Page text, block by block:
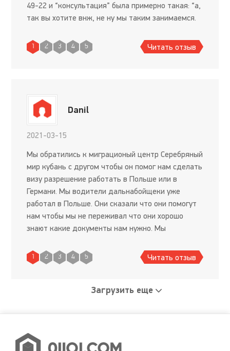
49-22 и “консультация” была примерно такая: “а,
так вы хотите внж, не ну мы таким занимаемся.
вас все до
1 2 3 4 5 Читать отзыв
Danil
2021-03-15
Мы обратились к миграционый центр Серебряный
мир кубань с другом чтобы он помог нам сделать
визу разрешение работать в Польше или в
Германи. Мы водители дальнабойщеки уже
работал в Польше. Они сказали что они помогут
нам чтобы мы не переживал что они хорошо
знают какие документы нам нужно. Мы
подписали с ними договоренность и мы
1 2 3 4 5 Читать отзыв
Загрузить еще